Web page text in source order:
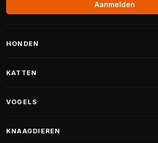
Aanmelden
HONDEN
Fantail hondenmanden
KATTEN
Krabpalen voor Maine Coon
VOGELS
KNAAGDIEREN